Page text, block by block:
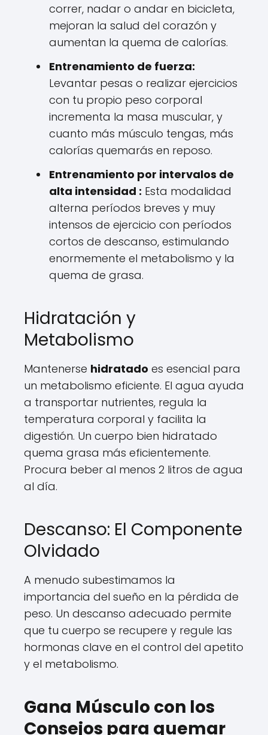
correr, nadar o andar en bicicleta,
mejoran la salud del corazón y
aumentan la quema de calorías.
Entrenamiento de fuerza:
Levantar pesas o realizar ejercicios
con tu propio peso corporal
incrementa la masa muscular, y
cuanto más músculo tengas, más
calorías quemarás en reposo.
Entrenamiento por intervalos de
alta intensidad : Esta modalidad
alterna períodos breves y muy
intensos de ejercicio con períodos
cortos de descanso, estimulando
enormemente el metabolismo y la
quema de grasa.
Hidratación y
Metabolismo
Mantenerse hidratado es esencial para
un metabolismo eficiente. El agua ayuda
a transportar nutrientes, regula la
temperatura corporal y facilita la
digestión. Un cuerpo bien hidratado
quema grasa más eficientemente.
Procura beber al menos 2 litros de agua
al día.
Descanso: El Componente
Olvidado
A menudo subestimamos la
importancia del sueño en la pérdida de
peso. Un descanso adecuado permite
que tu cuerpo se recupere y regule las
hormonas clave en el control del apetito
y el metabolismo.
Gana Músculo con los
Consejos para quemar